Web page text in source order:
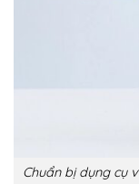
Chuẩn bị dụng cụ